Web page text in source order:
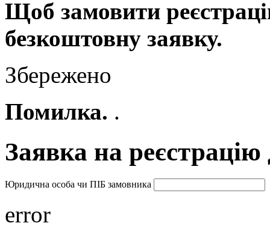
Щоб замовити
безкоштовну заявку.
Збережено
Помилка. .
Заявка на
Юридична особа чи ПІБ замовника
error